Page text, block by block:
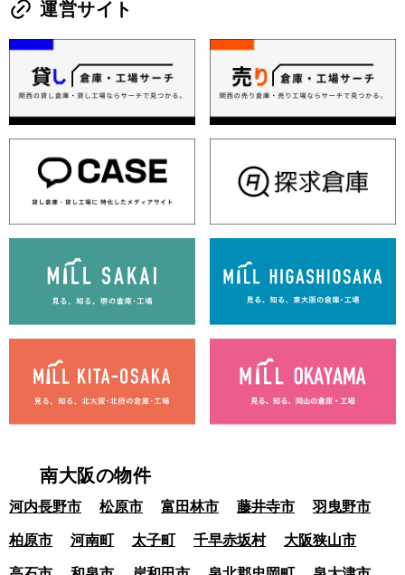
運営サイト
南大阪の物件
河内長野市 松原市 富田林市 藤井寺市 羽曳野市
柏原市 河南町 太子町 千早赤坂村 大阪狭山市